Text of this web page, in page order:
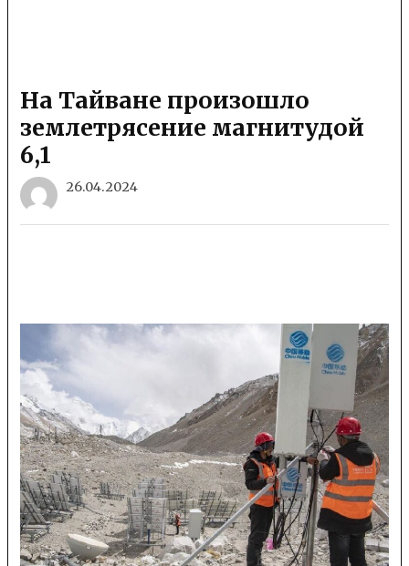
На Тайване произошло
землетрясение магнитудой
6,1
26.04.2024